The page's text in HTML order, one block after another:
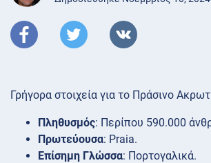
Γρήγορα στοιχεία για το Πράσινο
Πληθυσμός: Περίπου 590.000
Πρωτεύουσα: Praia.
Επίσημη Γλώσσα: Πορτογαλικά.